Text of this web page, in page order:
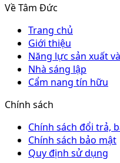
Về Tâm Đức
Trang chủ
Giới thiệu
Năng lực sản xuất
Nhà sáng lập
Cẩm nang tín hữu
Chính sách
Chính sách đổi trả,
Chính sách bảo mật
Quy định sử dụng